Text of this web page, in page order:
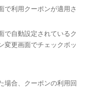
で利用クーポンが適用さ
で自動設定されているク
変更画面でチェックボッ
場合、クーポンの利用回